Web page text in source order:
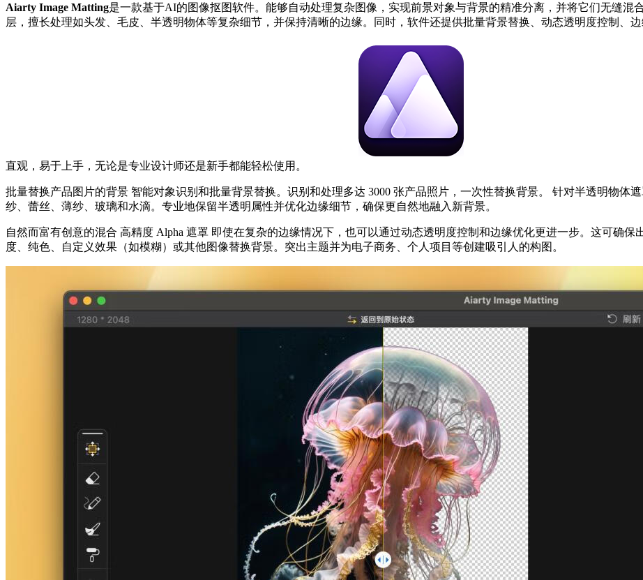
Aiarty Image Matting是一款基于AI的图像抠图软件。能够自动处理复杂图像，实现前景对象与背景的精准分离，并将它们无缝混
层，擅长处理如头发、毛皮、半透明物体等复杂细节，并保持清晰的边缘。同时，软件还提供批量背景替换、动态透明度控制、
直观，易于上手，无论是专业设计师还是新手都能轻松使用。
批量替换产品图片的背景 智能对象识别和批量背景替换。识别和处理多达 3000 张产品照片，一次性替换背景。 针对半透明物体
纱、蕾丝、薄纱、玻璃和水滴。专业地保留半透明属性并优化边缘细节，确保更自然地融入新背景。
自然而富有创意的混合 高精度 Alpha 遮罩 即使在复杂的边缘情况下，也可以通过动态透明度控制和边缘优化更进一步。这可确
度、纯色、自定义效果（如模糊）或其他图像替换背景。突出主题并为电子商务、个人项目等创建吸引人的构图。